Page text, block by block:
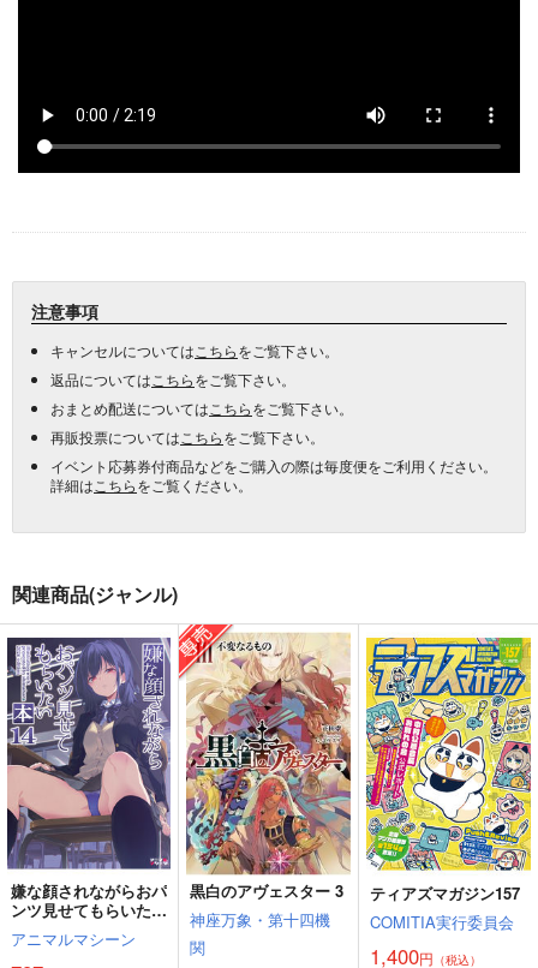
注意事項
キャンセルについては こちらをご覧下さい。
返品については こちらをご覧下さい。
おまとめ配送については こちらをご覧下さい。
再販投票については こちらをご覧下さい。
イベント応募券付商品などをご購入の際は毎度便をご利用ください。
詳細は こちらをご覧ください。
関連商品(ジャンル)
嫌な顔されながらおパ
ンツ見せてもらいたい
本14
アニマルマシーン
黒白のアヴェスター 3
神座万象・第十四機
関
ティアズマガジン157
COMITIA実行委員会
1,400円 （税込）